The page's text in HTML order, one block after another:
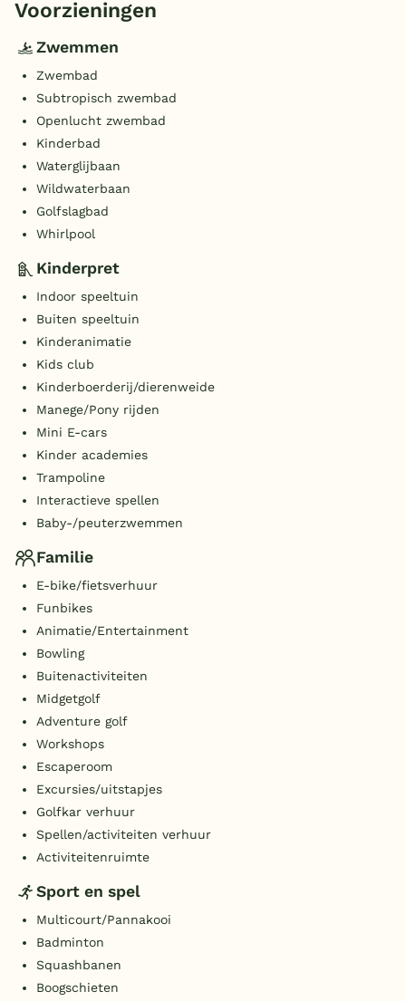
Voorzieningen
Zwemmen
Zwembad
Subtropisch zwembad
Openlucht zwembad
Kinderbad
Waterglijbaan
Wildwaterbaan
Golfslagbad
Whirlpool
Kinderpret
Indoor speeltuin
Buiten speeltuin
Kinderanimatie
Kids club
Kinderboerderij/dierenweide
Manege/Pony rijden
Mini E-cars
Kinder academies
Trampoline
Interactieve spellen
Baby-/peuterzwemmen
Familie
E-bike/fietsverhuur
Funbikes
Animatie/Entertainment
Bowling
Buitenactiviteiten
Midgetgolf
Adventure golf
Workshops
Escaperoom
Excursies/uitstapjes
Golfkar verhuur
Spellen/activiteiten verhuur
Activiteitenruimte
Sport en spel
Multicourt/Pannakooi
Badminton
Squashbanen
Boogschieten